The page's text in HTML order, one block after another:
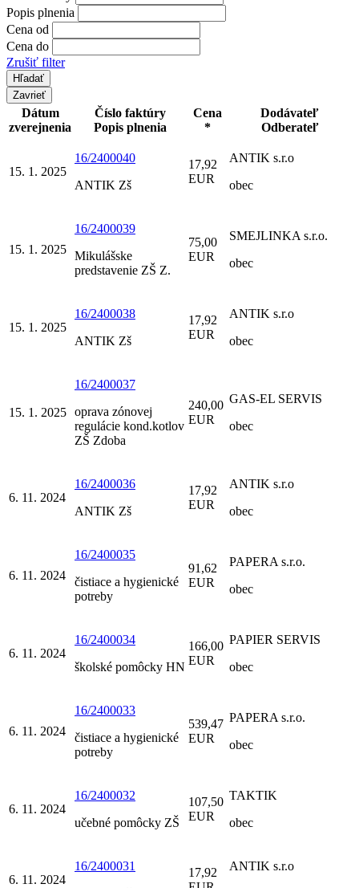
Popis plnenia
Cena od
Cena do
Zrušiť filter
Zavrieť
Dátum
zverejnenia
Číslo faktúry
Popis plnenia
Cena
*
Dodávateľ
Odberateľ
15. 1. 2025
16/2400040
ANTIK Zš
17,92
EUR
ANTIK s.r.o
obec
15. 1. 2025
16/2400039
Mikulášske
predstavenie ZŠ Z.
75,00
EUR
SMEJLINKA s.r.o.
obec
15. 1. 2025
16/2400038
ANTIK Zš
17,92
EUR
ANTIK s.r.o
obec
15. 1. 2025
16/2400037
oprava zónovej
regulácie kond.kotlov
ZŠ Zdoba
240,00
EUR
GAS-EL SERVIS
obec
6. 11. 2024
16/2400036
ANTIK Zš
17,92
EUR
ANTIK s.r.o
obec
6. 11. 2024
16/2400035
čistiace a hygienické
potreby
91,62
EUR
PAPERA s.r.o.
obec
6. 11. 2024
16/2400034
školské pomôcky HN
166,00
EUR
PAPIER SERVIS
obec
6. 11. 2024
16/2400033
čistiace a hygienické
potreby
539,47
EUR
PAPERA s.r.o.
obec
6. 11. 2024
16/2400032
učebné pomôcky ZŠ
107,50
EUR
TAKTIK
obec
6. 11. 2024
16/2400031
17,92
ANTIK s.r.o